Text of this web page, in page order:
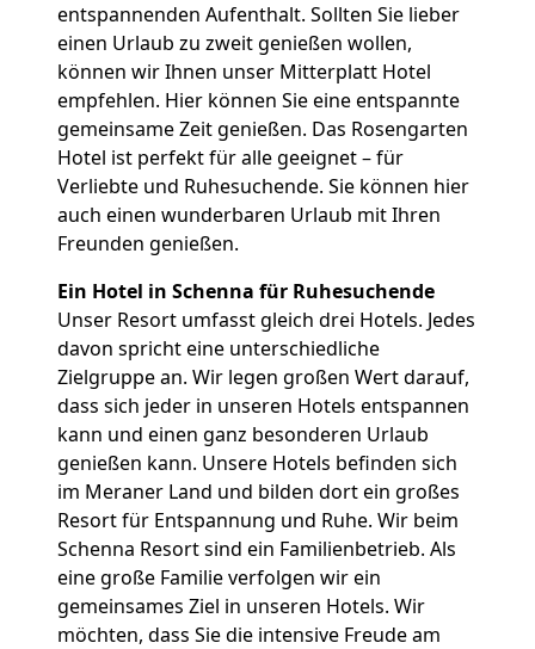
entspannenden Aufenthalt. Sollten Sie lieber
einen Urlaub zu zweit genießen wollen,
können wir Ihnen unser Mitterplatt Hotel
empfehlen. Hier können Sie eine entspannte
gemeinsame Zeit genießen. Das Rosengarten
Hotel ist perfekt für alle geeignet – für
Verliebte und Ruhesuchende. Sie können hier
auch einen wunderbaren Urlaub mit Ihren
Freunden genießen.
Ein Hotel in Schenna für Ruhesuchende
Unser Resort umfasst gleich drei Hotels. Jedes
davon spricht eine unterschiedliche
Zielgruppe an. Wir legen großen Wert darauf,
dass sich jeder in unseren Hotels entspannen
kann und einen ganz besonderen Urlaub
genießen kann. Unsere Hotels befinden sich
im Meraner Land und bilden dort ein großes
Resort für Entspannung und Ruhe. Wir beim
Schenna Resort sind ein Familienbetrieb. Als
eine große Familie verfolgen wir ein
gemeinsames Ziel in unseren Hotels. Wir
möchten, dass Sie die intensive Freude am